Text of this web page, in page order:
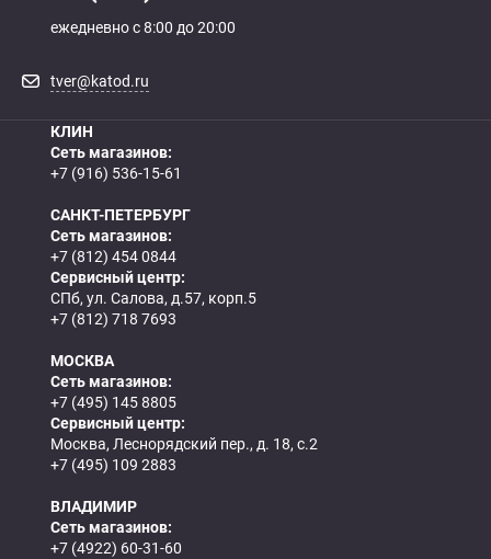
ежедневно с 8:00 до 20:00
tver@katod.ru
КЛИН
Сеть магазинов:
+7 (916) 536-15-61
САНКТ-ПЕТЕРБУРГ
Сеть магазинов:
+7 (812) 454 0844
Сервисный центр:
СПб, ул. Салова, д.57, корп.5
+7 (812) 718 7693
МОСКВА
Сеть магазинов:
+7 (495) 145 8805
Сервисный центр:
Москва, Леснорядский пер., д. 18, с.2
+7 (495) 109 2883
ВЛАДИМИР
Сеть магазинов:
+7 (4922) 60-31-60